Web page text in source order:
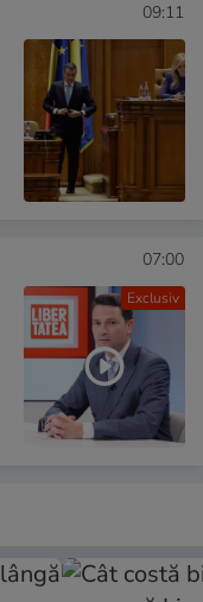
09:11
Exclusiv
07:00